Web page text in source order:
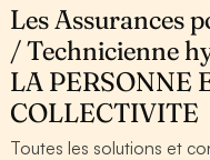
Les Assurances
/ Technicienne
LA PERSONNE
COLLECTIVITE
Toutes les solutions et